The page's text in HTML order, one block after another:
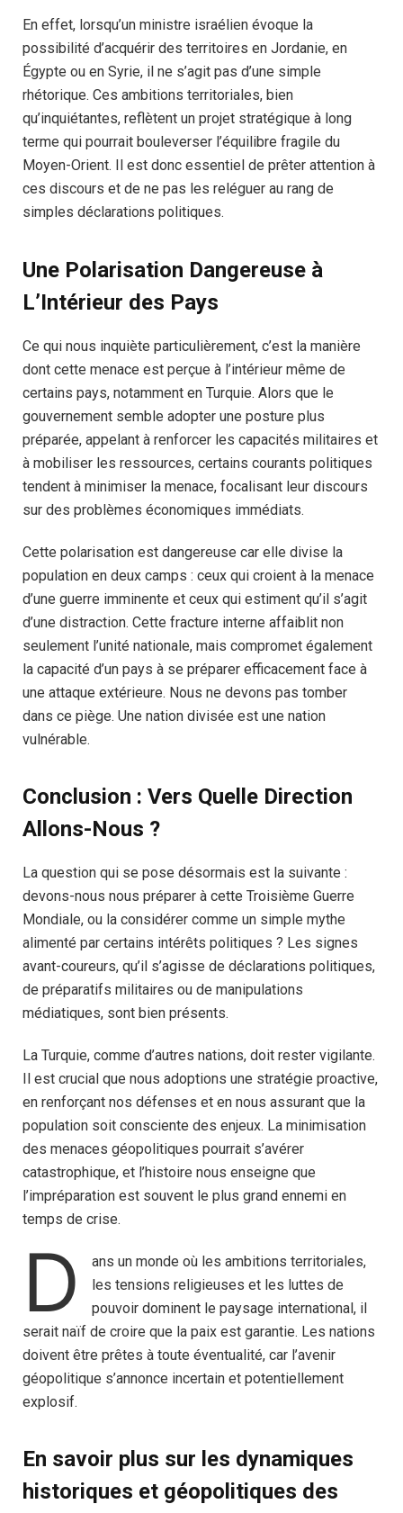
En effet, lorsqu’un ministre israélien évoque la
possibilité d’acquérir des territoires en Jordanie, en
Égypte ou en Syrie, il ne s’agit pas d’une simple
rhétorique. Ces ambitions territoriales, bien
qu’inquiétantes, reflètent un projet stratégique à long
terme qui pourrait bouleverser l’équilibre fragile du
Moyen-Orient. Il est donc essentiel de prêter attention à
ces discours et de ne pas les reléguer au rang de
simples déclarations politiques.
Une Polarisation Dangereuse à
L’Intérieur des Pays
Ce qui nous inquiète particulièrement, c’est la manière
dont cette menace est perçue à l’intérieur même de
certains pays, notamment en Turquie. Alors que le
gouvernement semble adopter une posture plus
préparée, appelant à renforcer les capacités militaires et
à mobiliser les ressources, certains courants politiques
tendent à minimiser la menace, focalisant leur discours
sur des problèmes économiques immédiats.
Cette polarisation est dangereuse car elle divise la
population en deux camps : ceux qui croient à la menace
d’une guerre imminente et ceux qui estiment qu’il s’agit
d’une distraction. Cette fracture interne affaiblit non
seulement l’unité nationale, mais compromet également
la capacité d’un pays à se préparer efficacement face à
une attaque extérieure. Nous ne devons pas tomber
dans ce piège. Une nation divisée est une nation
vulnérable.
Conclusion : Vers Quelle Direction
Allons-Nous ?
La question qui se pose désormais est la suivante :
devons-nous nous préparer à cette Troisième Guerre
Mondiale, ou la considérer comme un simple mythe
alimenté par certains intérêts politiques ? Les signes
avant-coureurs, qu’il s’agisse de déclarations politiques,
de préparatifs militaires ou de manipulations
médiatiques, sont bien présents.
La Turquie, comme d’autres nations, doit rester vigilante.
Il est crucial que nous adoptions une stratégie proactive,
en renforçant nos défenses et en nous assurant que la
population soit consciente des enjeux. La minimisation
des menaces géopolitiques pourrait s’avérer
catastrophique, et l’histoire nous enseigne que
l’impréparation est souvent le plus grand ennemi en
temps de crise.
D
ans un monde où les ambitions territoriales,
les tensions religieuses et les luttes de
pouvoir dominent le paysage international, il
serait naïf de croire que la paix est garantie. Les nations
doivent être prêtes à toute éventualité, car l’avenir
géopolitique s’annonce incertain et potentiellement
explosif.
En savoir plus sur les dynamiques
historiques et géopolitiques des